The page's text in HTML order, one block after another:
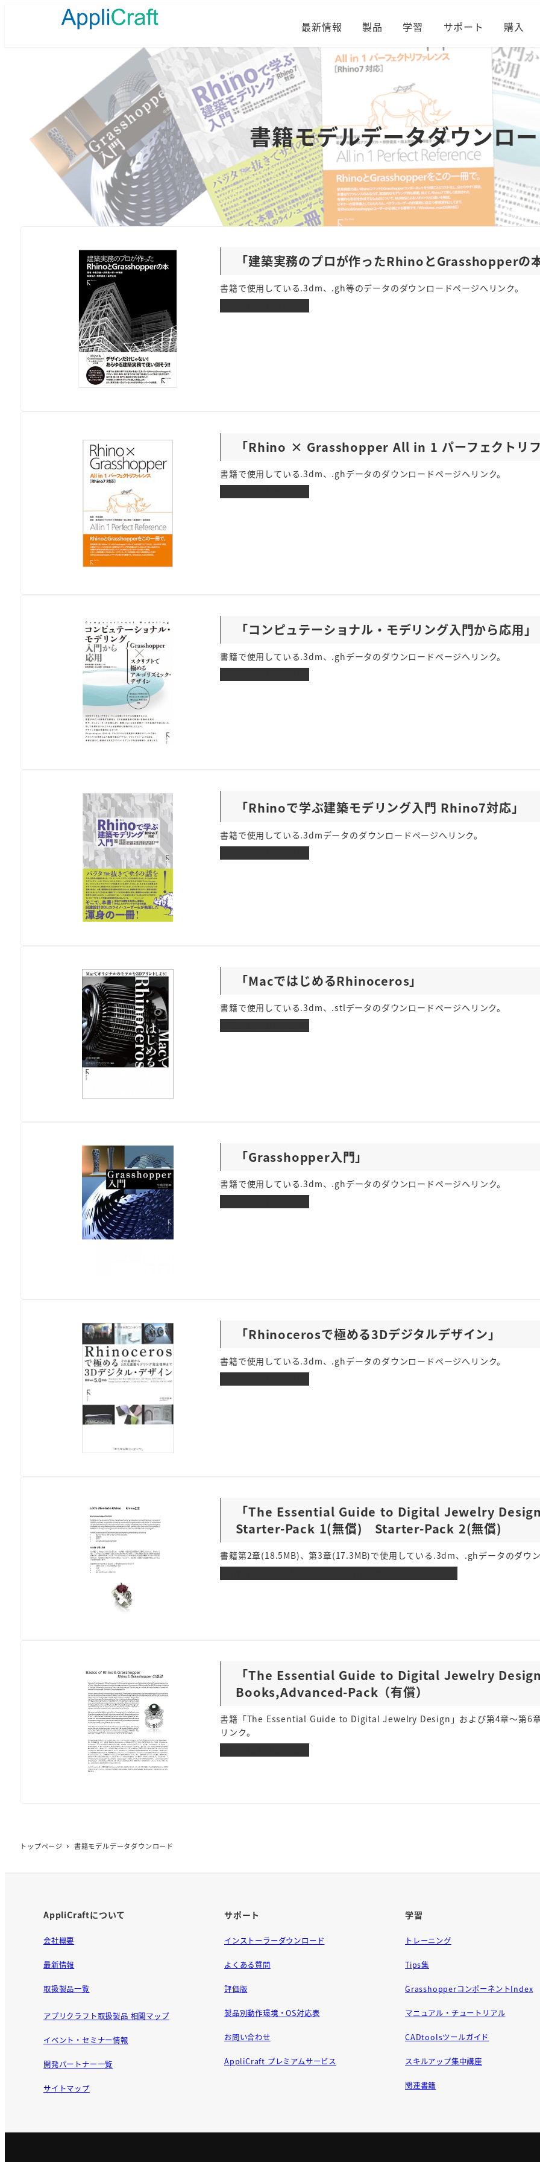
最新情報 製品 学習 サポート 購入
書籍モデルデータダウンロ
「建築実務のプロが作ったRhinoとGrasshopperの
書籍で使用している.3dm、.gh等のデータのダウンロードページへリンク。
「Rhino × Grasshopper All in 1 パーフェクトリ
書籍で使用している.3dm、.ghデータのダウンロードページへリンク。
「コンピュテーショナル・モデリング入門から応用」
書籍で使用している.3dm、.ghデータのダウンロードページへリンク。
「Rhinoで学ぶ建築モデリング入門 Rhino7対応」
書籍で使用している.3dmデータのダウンロードページへリンク。
「MacではじめるRhinoceros」
書籍で使用している.3dm、.stlデータのダウンロードページへリンク。
「Grasshopper入門」
書籍で使用している.3dm、.ghデータのダウンロードページへリンク。
「Rhinocerosで極める3Dデジタルデザイン」
書籍で使用している.3dm、.ghデータのダウンロードページへリンク。
「The Essential Guide to Digital Jewelry Design
Starter-Pack 1(無償) Starter-Pack 2(無償)
書籍第2章(18.5MB)、第3章(17.3MB)で使用している.3dm、.ghデータのダウン
「The Essential Guide to Digital Jewelry Design
Books,Advanced-Pack（有償）
書籍「The Essential Guide to Digital Jewelry Design」および第4章～第6
リンク。
トップページ 書籍モデルデータダウンロード
AppliCraftについて
会社概要
最新情報
取扱製品一覧
アプリクラフト取扱製品 相関マップ
イベント・セミナー情報
開発パートナー一覧
サイトマップ
サポート
インストーラーダウンロード
よくある質問
評価版
製品別動作環境・OS対応表
お問い合わせ
AppliCraft プレミアムサービス
学習
トレーニング
Tips集
GrasshopperコンポーネントIndex
マニュアル・チュートリアル
CADtoolsツールガイド
スキルアップ集中講座
関連書籍